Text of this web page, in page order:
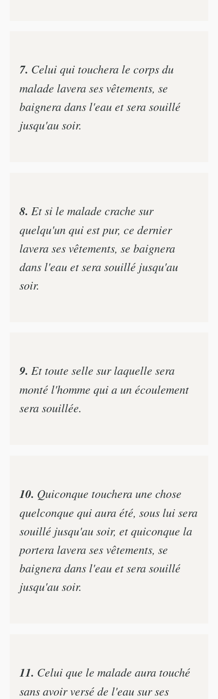
7. Celui qui touchera le corps du
malade lavera ses vêtements, se
baignera dans l'eau et sera souillé
jusqu'au soir.
8. Et si le malade crache sur
quelqu'un qui est pur, ce dernier
lavera ses vêtements, se baignera
dans l'eau et sera souillé jusqu'au
soir.
9. Et toute selle sur laquelle sera
monté l'homme qui a un écoulement
sera souillée.
10. Quiconque touchera une chose
quelconque qui aura été, sous lui sera
souillé jusqu'au soir, et quiconque la
portera lavera ses vêtements, se
baignera dans l'eau et sera souillé
jusqu'au soir.
11. Celui que le malade aura touché
sans avoir versé de l'eau sur ses